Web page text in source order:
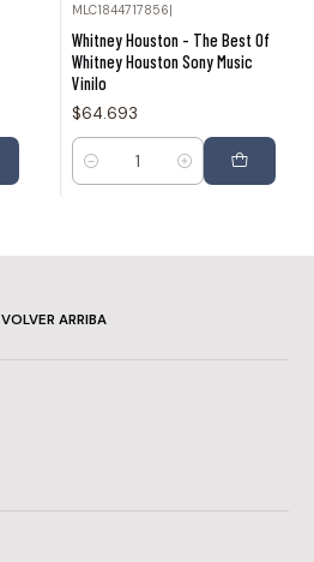
MLC1844717856|
Whitney Houston - The Best Of
Whitney Houston Sony Music
Vinilo
$64.693
Cantidad
VOLVER ARRIBA